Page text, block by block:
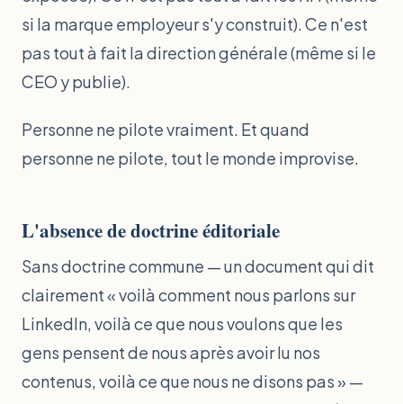
si la marque employeur s'y construit). Ce n'est
pas tout à fait la direction générale (même si le
CEO y publie).
Personne ne pilote vraiment. Et quand
personne ne pilote, tout le monde improvise.
L'absence de doctrine éditoriale
Sans doctrine commune — un document qui dit
clairement « voilà comment nous parlons sur
LinkedIn, voilà ce que nous voulons que les
gens pensent de nous après avoir lu nos
contenus, voilà ce que nous ne disons pas » —